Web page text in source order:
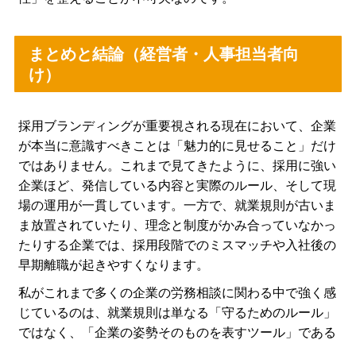
まとめと結論（経営者・人事担当者向
け）
採用ブランディングが重要視される現在において、企業
が本当に意識すべきことは「魅力的に見せること」だけ
ではありません。これまで見てきたように、採用に強い
企業ほど、発信している内容と実際のルール、そして現
場の運用が一貫しています。一方で、就業規則が古いま
ま放置されていたり、理念と制度がかみ合っていなかっ
たりする企業では、採用段階でのミスマッチや入社後の
早期離職が起きやすくなります。
私がこれまで多くの企業の労務相談に関わる中で強く感
じているのは、就業規則は単なる「守るためのルール」
ではなく、「企業の姿勢そのものを表すツール」である